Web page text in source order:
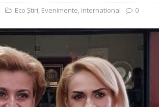
Eco Ştiri, Evenimente, international 0